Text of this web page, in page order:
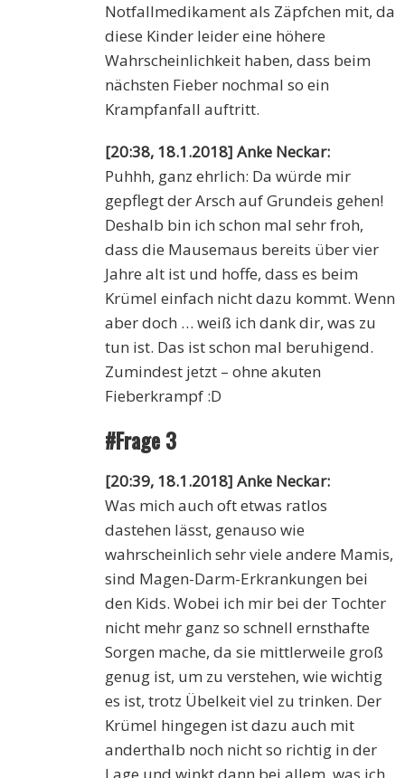
Notfallmedikament als Zäpfchen mit, da
diese Kinder leider eine höhere
Wahrscheinlichkeit haben, dass beim
nächsten Fieber nochmal so ein
Krampfanfall auftritt.
[20:38, 18.1.2018] Anke Neckar:
Puhhh, ganz ehrlich: Da würde mir
gepflegt der Arsch auf Grundeis gehen!
Deshalb bin ich schon mal sehr froh,
dass die Mausemaus bereits über vier
Jahre alt ist und hoffe, dass es beim
Krümel einfach nicht dazu kommt. Wenn
aber doch … weiß ich dank dir, was zu
tun ist. Das ist schon mal beruhigend.
Zumindest jetzt – ohne akuten
Fieberkrampf :D
#Frage 3
[20:39, 18.1.2018] Anke Neckar:
Was mich auch oft etwas ratlos
dastehen lässt, genauso wie
wahrscheinlich sehr viele andere Mamis,
sind Magen-Darm-Erkrankungen bei
den Kids. Wobei ich mir bei der Tochter
nicht mehr ganz so schnell ernsthafte
Sorgen mache, da sie mittlerweile groß
genug ist, um zu verstehen, wie wichtig
es ist, trotz Übelkeit viel zu trinken. Der
Krümel hingegen ist dazu auch mit
anderthalb noch nicht so richtig in der